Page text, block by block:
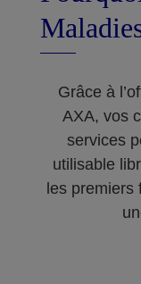
Grâce à
AXA, vos
services
utilisable
les